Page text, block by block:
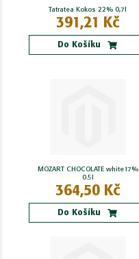
Tatratea Kokos 22% 0,7l
391,21 Kč
Do Košíku
MOZART CHOCOLATE white17%
0.5l
364,50 Kč
Do Košíku